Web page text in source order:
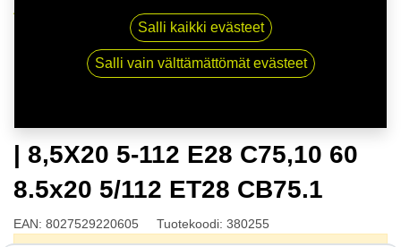
OZ ESTREMA GT HLT SAT.BLK | 8,5X20 5-112 E28
C75,10 60 8.5x20 5/112 ET28 CB75.1
| 8,5X20 5-112 E28 C75,10 60
8.5x20 5/112 ET28 CB75.1
EAN: 8027529220605 Tuotekoodi: 380255
Salli kaikki evästeet
Salli vain välttämättömät evästeet